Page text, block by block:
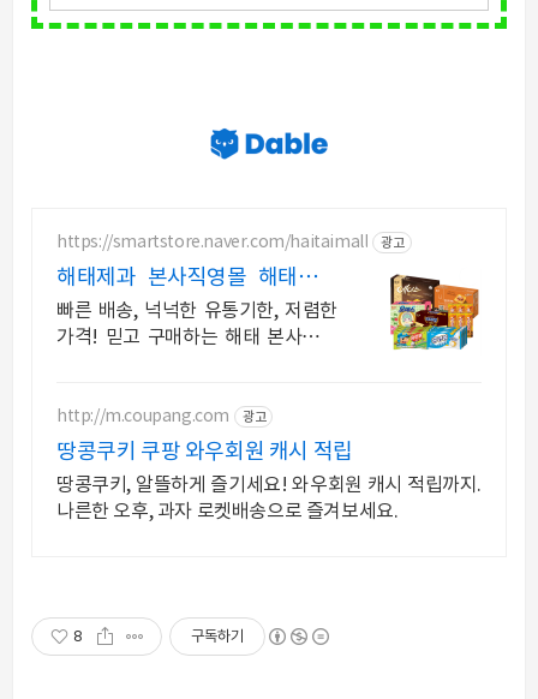
https://smartstore.naver.com/haitaimall 광고
해태제과 본사직영몰 해태제과
본사 공식몰
빠른 배송, 넉넉한 유통기한, 저렴한
가격! 믿고 구매하는 해태 본사직영
http://m.coupang.com 광고
땅콩쿠키 쿠팡 와우회원 캐시 적립
땅콩쿠키, 알뜰하게 즐기세요! 와우회원 캐시 적립까지.
나른한 오후, 과자 로켓배송으로 즐겨보세요.
8 구독하기